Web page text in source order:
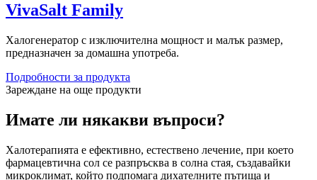
VivaSalt Family
Халогенератор с изключителна мощност и малък размер,
предназначен за домашна употреба.
Подробности за продукта
Зареждане на още продукти
Имате ли някакви въпроси?
Халотерапията е ефективно, естествено лечение, при което
фармацевтична сол се разпръсква в солна стая, създавайки
микроклимат, който подпомага дихателните пътища и